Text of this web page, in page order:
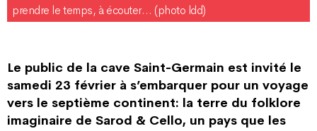
prendre le temps, à écouter… (photo ldd)
Le public de la cave Saint-Germain est invité le
samedi 23 février à s’embarquer pour un voyage
vers le septième continent: la terre du folklore
imaginaire de Sarod & Cello, un pays que les